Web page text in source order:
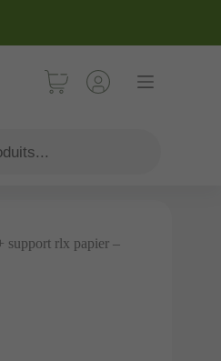
support rlx papier –